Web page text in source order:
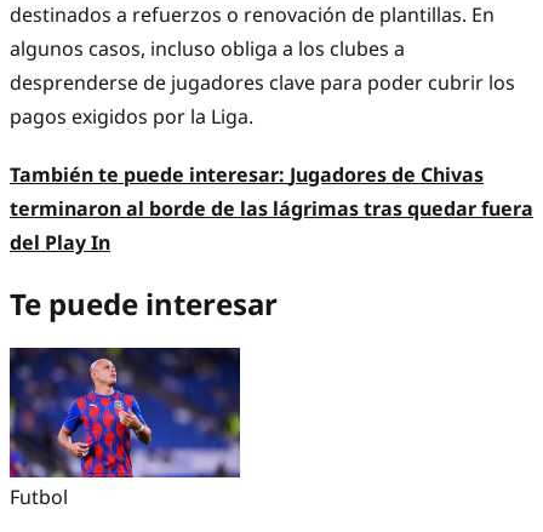
destinados a refuerzos o renovación de plantillas. En
algunos casos, incluso obliga a los clubes a
desprenderse de jugadores clave para poder cubrir los
pagos exigidos por la Liga.
También te puede interesar: Jugadores de Chivas
terminaron al borde de las lágrimas tras quedar fuera
del Play In
Te puede interesar
Futbol